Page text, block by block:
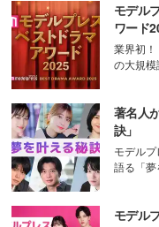
モデル
ワード
業界初
の大規
著名人
訣」
モデル
語る「夢
モデル